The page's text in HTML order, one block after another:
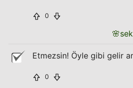
0
🌸
Etmezsin! Öyle gibi gelir
0